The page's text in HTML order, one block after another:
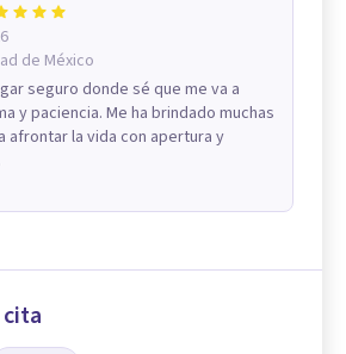
de México
seguro donde sé que me va a
y paciencia. Me ha brindado muchas
afrontar la vida con apertura y